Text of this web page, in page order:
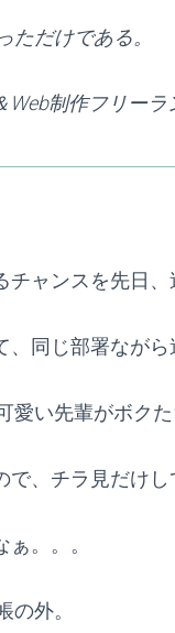
ただけである。
Web制作フリー
ャンスを先日、
同じ部署ながら
愛い先輩がボク
、チラ見だけし
。。。
の外。